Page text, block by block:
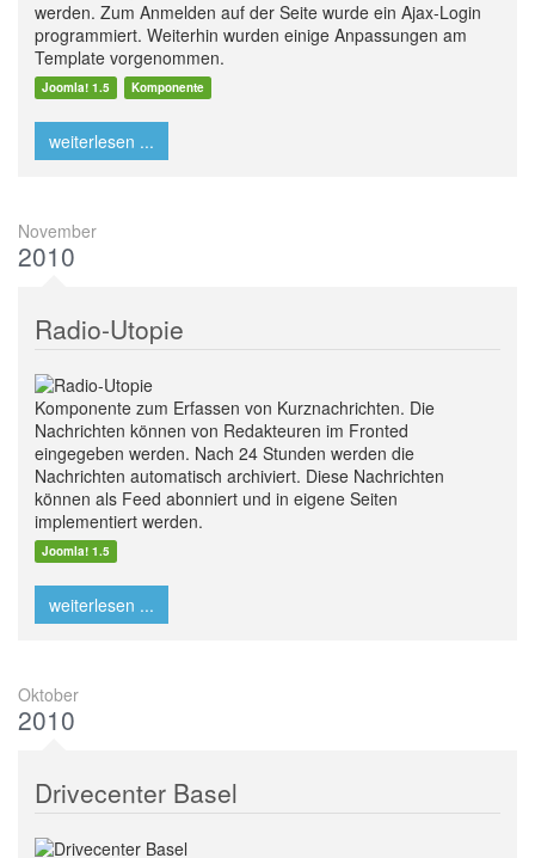
werden. Zum Anmelden auf der Seite wurde ein Ajax-Login
programmiert. Weiterhin wurden einige Anpassungen am
Template vorgenommen.
Joomla! 1.5 Komponente
weiterlesen ...
November
2010
Radio-Utopie
Komponente zum Erfassen von Kurznachrichten. Die
Nachrichten können von Redakteuren im Fronted
eingegeben werden. Nach 24 Stunden werden die
Nachrichten automatisch archiviert. Diese Nachrichten
können als Feed abonniert und in eigene Seiten
implementiert werden.
Joomla! 1.5
weiterlesen ...
Oktober
2010
Drivecenter Basel